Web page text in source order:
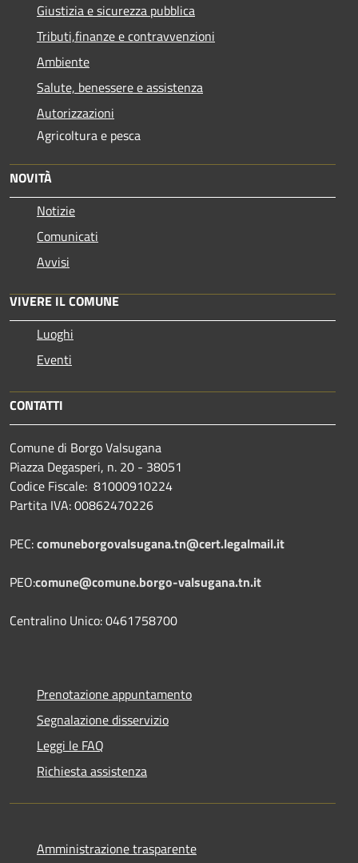
Giustizia e sicurezza pubblica
Tributi,finanze e contravvenzioni
Ambiente
Salute, benessere e assistenza
Autorizzazioni
Agricoltura e pesca
NOVITÀ
Notizie
Comunicati
Avvisi
VIVERE IL COMUNE
Luoghi
Eventi
CONTATTI
Comune di Borgo Valsugana
Piazza Degasperi, n. 20 - 38051
Codice Fiscale: 81000910224
Partita IVA: 00862470226
PEC:comuneborgovalsugana.tn@cert.legalmail.it
PEO:comune@comune.borgo-valsugana.tn.it
Centralino Unico: 0461758700
Prenotazione appuntamento
Segnalazione disservizio
Leggi le FAQ
Richiesta assistenza
Amministrazione trasparente